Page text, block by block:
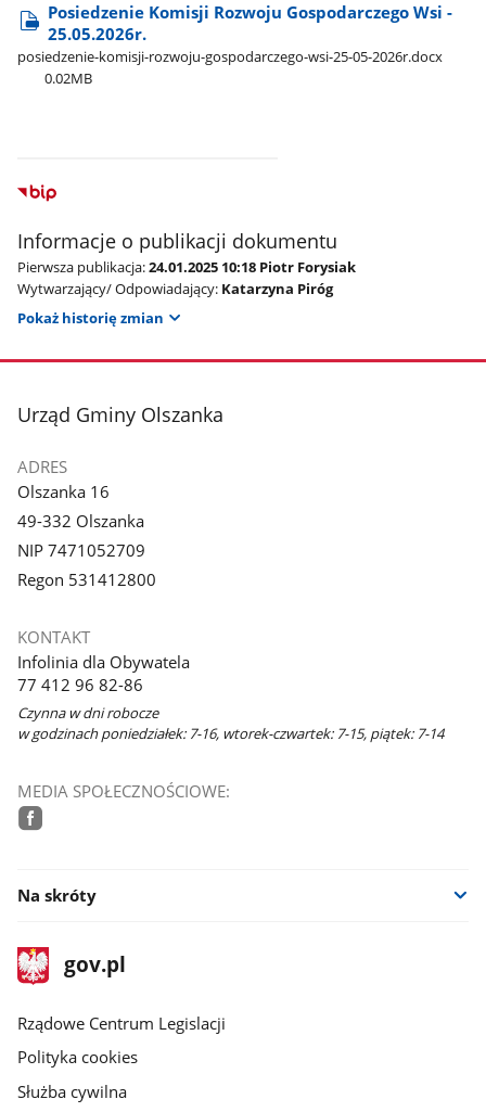
Posiedzenie Komisji Rozwoju Gospodarczego Wsi -
25.05.2026r.
posiedzenie-komisji-rozwoju-gospodarczego-wsi-25-05-2026r.docx
0.02MB
Informacje o publikacji dokumentu
Pierwsza publikacja:24.01.2025 10:18 Piotr Forysiak
Wytwarzający/ Odpowiadający: Katarzyna Piróg
Pokaż historię zmian
stopka
Urząd Gminy Olszanka
ADRES
Olszanka 16
49-332 Olszanka
NIP 7471052709
Regon 531412800
KONTAKT
Infolinia dla Obywatela
77 412 96 82-86
Czynna w dni robocze
w godzinach poniedziałek: 7-16, wtorek-czwartek: 7-15, piątek: 7-14
MEDIA SPOŁECZNOŚCIOWE:
Na skróty
stopka
gov.plStrona
gov.pl
Rządowe Centrum Legislacji
Polityka cookies
Służba cywilna